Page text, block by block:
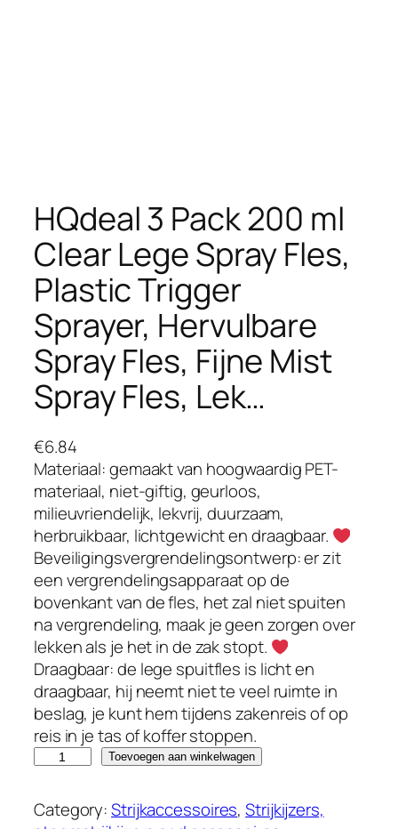
HQdeal 3 Pack 200 ml
Clear Lege Spray Fles,
Plastic Trigger
Sprayer, Hervulbare
Spray Fles, Fijne Mist
Spray Fles, Lek…
€6.84
Materiaal: gemaakt van hoogwaardig PET-
materiaal, niet-giftig, geurloos,
milieuvriendelijk, lekvrij, duurzaam,
herbruikbaar, lichtgewicht en draagbaar.
Beveiligingsvergrendelingsontwerp: er zit
een vergrendelingsapparaat op de
bovenkant van de fles, het zal niet spuiten
na vergrendeling, maak je geen zorgen over
lekken als je het in de zak stopt.
Draagbaar: de lege spuitfles is licht en
draagbaar, hij neemt niet te veel ruimte in
beslag, je kunt hem tijdens zakenreis of op
reis in je tas of koffer stoppen.
d
e
Toevoegen aan winkelwagen
Category:Strijkaccessoires, Strijkijzers,